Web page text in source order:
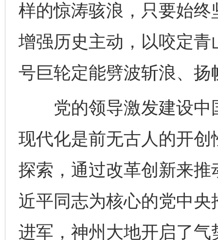
样的惊涛骇浪，只要始
增强历史主动，以咬定
号巨轮定能劈波斩浪、扬
党的领导激发建设中
现代化是前无古人的开
探索，通过改革创新来
近平同志为核心的党中
进军，神州大地开启了